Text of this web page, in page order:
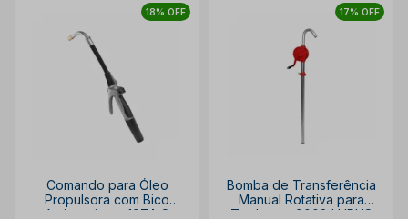
18% OFF
Comando para Óleo
Propulsora com Bico
Antigotejante 1974-S
17% OFF
Bomba de Transferência
Manual Rotativa para
Tambores 9008 LUPUS